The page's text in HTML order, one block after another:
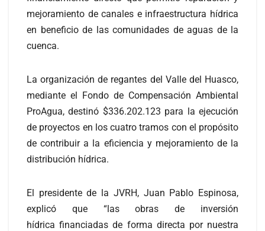
mejoramiento de canales e infraestructura hídrica
en beneficio de las comunidades de aguas de la
cuenca.
La organización de regantes del Valle del Huasco,
mediante el Fondo de Compensación Ambiental
ProAgua, destinó $336.202.123 para la ejecución
de proyectos en los cuatro tramos con el propósito
de contribuir a la eficiencia y mejoramiento de la
distribución hídrica.
El presidente de la JVRH, Juan Pablo Espinosa,
explicó que “las obras de inversión
hídrica financiadas de forma directa por nuestra